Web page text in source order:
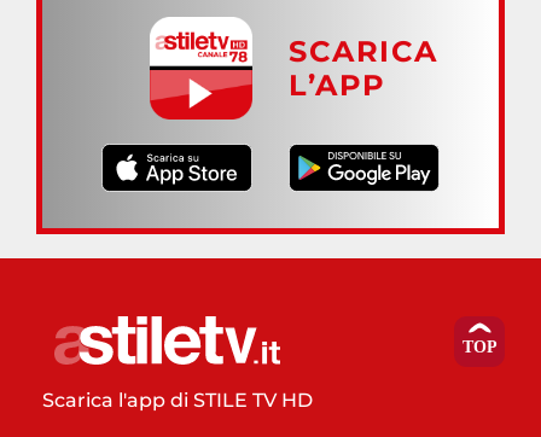
SCARICA
L’APP
Scarica l'app di STILE TV HD